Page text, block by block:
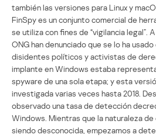
también las versiones para Linux y
FinSpy es un conjunto comercial de
se utiliza con fines de “vigilancia legal”.
ONG han denunciado que se lo ha
disidentes políticos y activistas de
implante en Windows estaba
spyware de una sola etapa; y esta
investigada varias veces hasta 2018.
observado una tasa de detección
Windows. Mientras que la naturaleza de
siendo desconocida, empezamos a